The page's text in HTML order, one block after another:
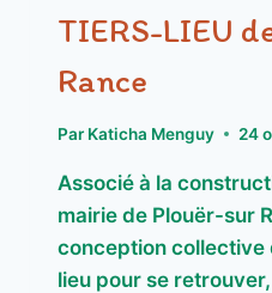
TIERS-LIEU
Rance
Par Katicha Menguy 24
Associé à la
mairie de Plouër-sur
conception collective
lieu pour se